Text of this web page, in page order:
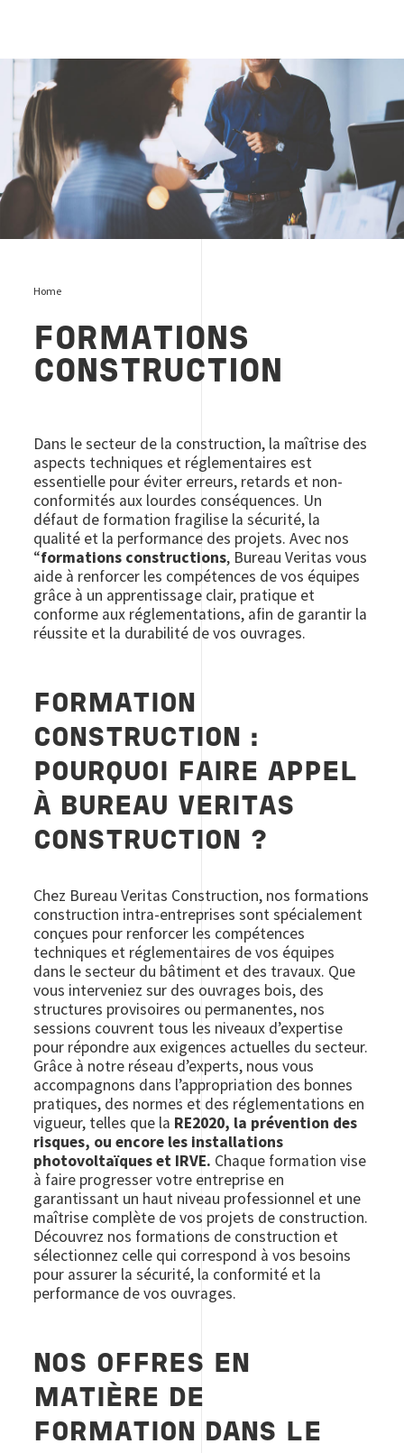
test
Home
FORMATIONS
CONSTRUCTION
Dans le secteur de la construction, la maîtrise des
aspects techniques et réglementaires est
essentielle pour éviter erreurs, retards et non-
conformités aux lourdes conséquences. Un
défaut de formation fragilise la sécurité, la
qualité et la performance des projets. Avec nos
“formations constructions, Bureau Veritas vous
aide à renforcer les compétences de vos équipes
grâce à un apprentissage clair, pratique et
conforme aux réglementations, afin de garantir la
réussite et la durabilité de vos ouvrages.
FORMATION
CONSTRUCTION :
POURQUOI FAIRE APPEL
À BUREAU VERITAS
CONSTRUCTION ?
Chez Bureau Veritas Construction, nos formations
construction intra-entreprises sont spécialement
conçues pour renforcer les compétences
techniques et réglementaires de vos équipes
dans le secteur du bâtiment et des travaux. Que
vous interveniez sur des ouvrages bois, des
structures provisoires ou permanentes, nos
sessions couvrent tous les niveaux d’expertise
pour répondre aux exigences actuelles du secteur.
Grâce à notre réseau d’experts, nous vous
accompagnons dans l’appropriation des bonnes
pratiques, des normes et des réglementations en
vigueur, telles que la RE2020, la prévention des
risques, ou encore les installations
photovoltaïques et IRVE. Chaque formation vise
à faire progresser votre entreprise en
garantissant un haut niveau professionnel et une
maîtrise complète de vos projets de construction.
Découvrez nos formations de construction et
sélectionnez celle qui correspond à vos besoins
pour assurer la sécurité, la conformité et la
performance de vos ouvrages.
NOS OFFRES EN
MATIÈRE DE
FORMATION DANS LE